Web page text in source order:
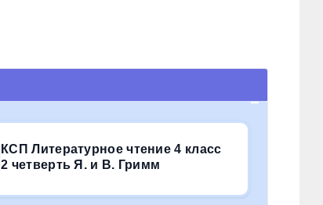
КСП Литературное чтение 4 класс
2 четверть Я. и В. Гримм